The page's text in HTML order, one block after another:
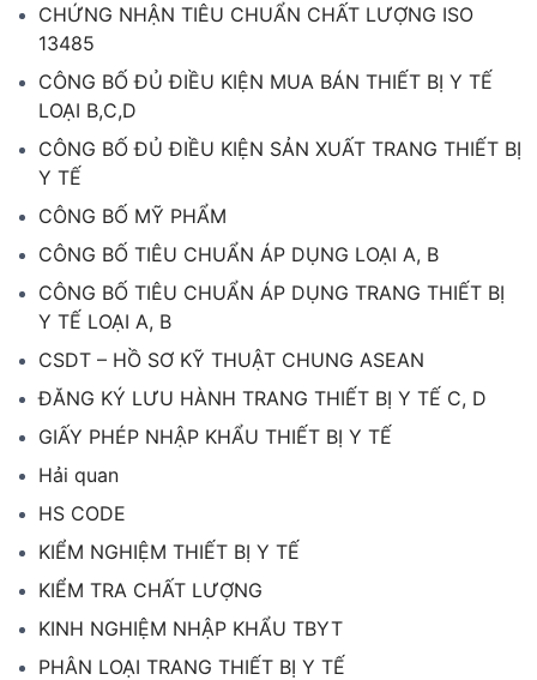
CHỨNG NHẬN TIÊU CHUẨN CHẤT LƯỢNG ISO
13485
CÔNG BỐ ĐỦ ĐIỀU KIỆN MUA BÁN THIẾT BỊ Y TẾ
LOẠI B,C,D
CÔNG BỐ ĐỦ ĐIỀU KIỆN SẢN XUẤT TRANG THIẾT BỊ
Y TẾ
CÔNG BỐ MỸ PHẨM
CÔNG BỐ TIÊU CHUẨN ÁP DỤNG LOẠI A, B
CÔNG BỐ TIÊU CHUẨN ÁP DỤNG TRANG THIẾT BỊ
Y TẾ LOẠI A, B
CSDT – HỒ SƠ KỸ THUẬT CHUNG ASEAN
ĐĂNG KÝ LƯU HÀNH TRANG THIẾT BỊ Y TẾ C, D
GIẤY PHÉP NHẬP KHẨU THIẾT BỊ Y TẾ
Hải quan
HS CODE
KIỂM NGHIỆM THIẾT BỊ Y TẾ
KIỂM TRA CHẤT LƯỢNG
KINH NGHIỆM NHẬP KHẨU TBYT
PHÂN LOẠI TRANG THIẾT BỊ Y TẾ